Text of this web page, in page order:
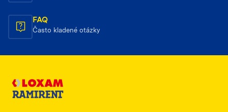
FAQ
Často kladené otázky